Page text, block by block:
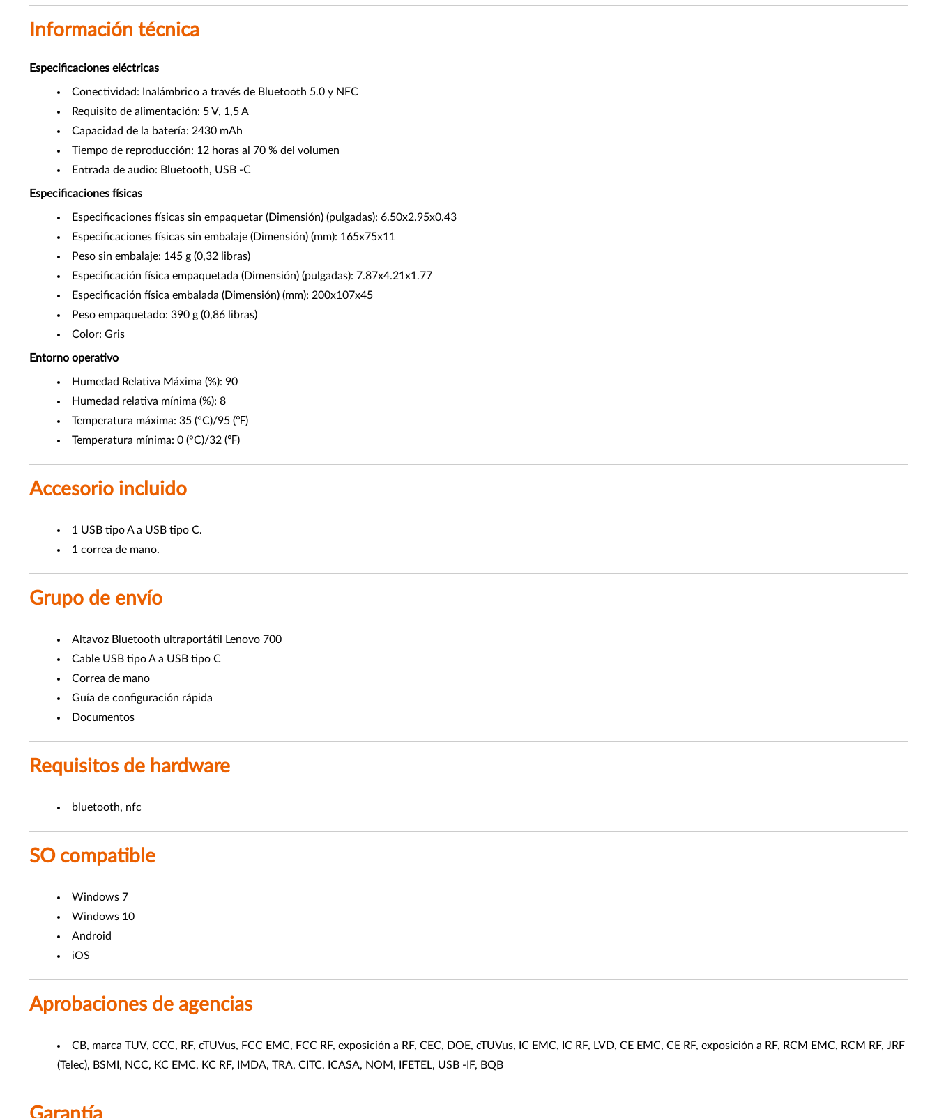
Información técnica
Especificaciones eléctricas
Conectividad: Inalámbrico a través de Bluetooth 5.0 y NFC
Requisito de alimentación: 5 V, 1,5 A
Capacidad de la batería: 2430 mAh
Tiempo de reproducción: 12 horas al 70 % del volumen
Entrada de audio: Bluetooth, USB -C
Especificaciones físicas
Especificaciones físicas sin empaquetar (Dimensión) (pulgadas): 6.50x2.95x0.43
Especificaciones físicas sin embalaje (Dimensión) (mm): 165x75x11
Peso sin embalaje: 145 g (0,32 libras)
Especificación física empaquetada (Dimensión) (pulgadas): 7.87x4.21x1.77
Especificación física embalada (Dimensión) (mm): 200x107x45
Peso empaquetado: 390 g (0,86 libras)
Color: Gris
Entorno operativo
Humedad Relativa Máxima (%): 90
Humedad relativa mínima (%): 8
Temperatura máxima: 35 (°C)/95 (℉)
Temperatura mínima: 0 (°C)/32 (℉)
Accesorio incluido
1 USB tipo A a USB tipo C.
1 correa de mano.
Grupo de envío
Altavoz Bluetooth ultraportátil Lenovo 700
Cable USB tipo A a USB tipo C
Correa de mano
Guía de configuración rápida
Documentos
Requisitos de hardware
bluetooth, nfc
SO compatible
Windows 7
Windows 10
Android
iOS
Aprobaciones de agencias
CB, marca TUV, CCC, RF, cTUVus, FCC EMC, FCC RF, exposición a RF, CEC, DOE, cTUVus, IC EMC, IC RF, LVD, CE EMC, CE RF, exposición a RF, RCM EMC, RCM RF, JRF
(Telec), BSMI, NCC, KC EMC, KC RF, IMDA, TRA, CITC, ICASA, NOM, IFETEL, USB -IF, BQB
Garantía